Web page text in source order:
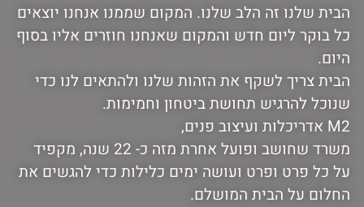
הבית שלנו זה הלב שלנו. המקום שממנו אנחנו יוצאים
כל בוקר ליום חדש והמקום שאנחנו חוזרים אליו בסוף
היום.
הבית צריך לשקף את הזהות שלנו ולהתאים לנו כדי
שנוכל להרגיש תחושת ביטחון וחמימות.
M2 אדריכלות ועיצוב פנים,
משרד שחושב ופועל אחרת מזה כ- 22 שנה, מקפיד
על כל פרט ופרט ועושה ימים כלילות כדי להגשים את
החלום על הבית המושלם.